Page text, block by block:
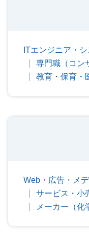
ITエンジニア・
専門職（コン
教育・保育・
Web・広告・メ
サービス・小
メーカー（化